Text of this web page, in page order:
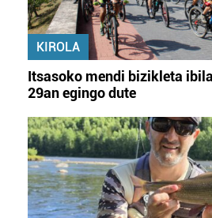
KIROLA
Itsasoko mendi bizikleta
29an egingo dute